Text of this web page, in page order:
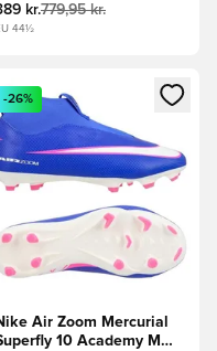
kr.779,95 kr.
44½
tilmelde dig som
en Modal til at logge
-26%
Air Zoom Mercurial
10 Academy MG